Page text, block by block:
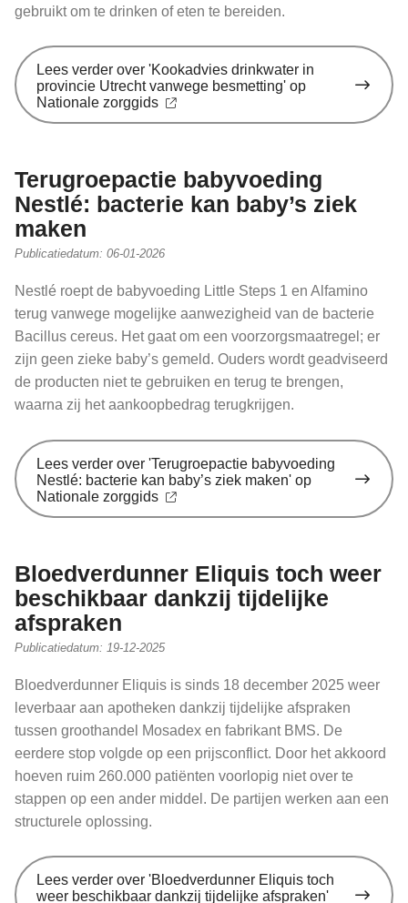
gebruikt om te drinken of eten te bereiden.
Lees verderover 'Kookadvies drinkwater in
provincie Utrecht vanwege besmetting' op
Nationale zorggids
Terugroepactie babyvoeding
Nestlé: bacterie kan baby’s ziek
maken
Publicatiedatum: 06-01-2026
Nestlé roept de babyvoeding Little Steps 1 en Alfamino
terug vanwege mogelijke aanwezigheid van de bacterie
Bacillus cereus. Het gaat om een voorzorgsmaatregel; er
zijn geen zieke baby’s gemeld. Ouders wordt geadviseerd
de producten niet te gebruiken en terug te brengen,
waarna zij het aankoopbedrag terugkrijgen.
Lees verderover 'Terugroepactie babyvoeding
Nestlé: bacterie kan baby’s ziek maken' op
Nationale zorggids
Bloedverdunner Eliquis toch weer
beschikbaar dankzij tijdelijke
afspraken
Publicatiedatum: 19-12-2025
Bloedverdunner Eliquis is sinds 18 december 2025 weer
leverbaar aan apotheken dankzij tijdelijke afspraken
tussen groothandel Mosadex en fabrikant BMS. De
eerdere stop volgde op een prijsconflict. Door het akkoord
hoeven ruim 260.000 patiënten voorlopig niet over te
stappen op een ander middel. De partijen werken aan een
structurele oplossing.
Lees verderover 'Bloedverdunner Eliquis toch
weer beschikbaar dankzij tijdelijke afspraken'